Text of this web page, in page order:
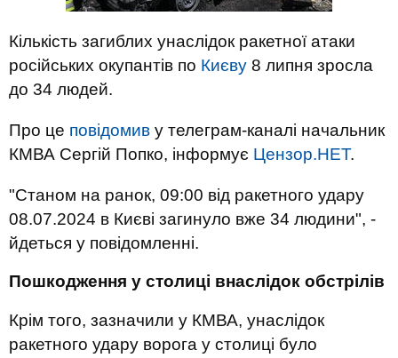
Кількість загиблих унаслідок ракетної атаки
російських окупантів по Києву 8 липня зросла
до 34 людей.
Про це повідомив у телеграм-каналі начальник
КМВА Сергій Попко, інформує Цензор.НЕТ.
"Станом на ранок, 09:00 від ракетного удару
08.07.2024 в Києві загинуло вже 34 людини", -
йдеться у повідомленні.
Пошкодження у столиці внаслідок обстрілів
Крім того, зазначили у КМВА, унаслідок
ракетного удару ворога у столиці було